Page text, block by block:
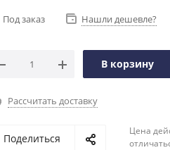
Под заказ Нашли дешевле?
В корзину
Рассчитать доставку
Поделиться
Цена